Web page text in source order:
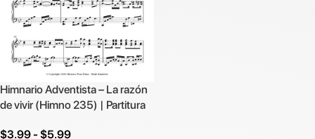
Himnario Adventista – La razón
de vivir (Himno 235) | Partitura
$3.99 - $5.99